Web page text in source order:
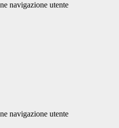
navigazione utente
navigazione utente